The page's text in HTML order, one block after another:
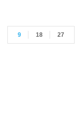
9 18 27